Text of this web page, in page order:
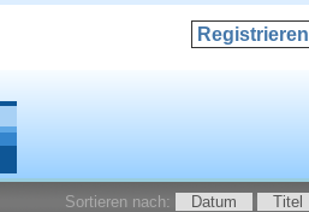
Registrieren
Sortieren nach: Datum Titel